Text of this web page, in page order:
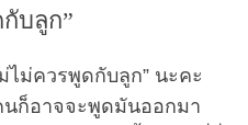
บลูก”
ม่ควรพูดกับลูก” นะคะ
ก็อาจจะพูดมันออกมา